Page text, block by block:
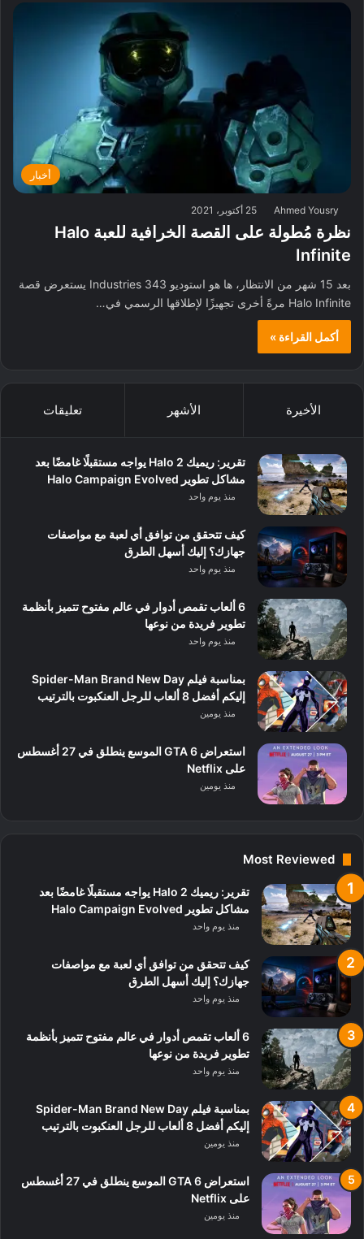
أخبار
Ahmed Yousry 25 أكتوبر، 2021
نظرة مُطولة على القصة الخرافية للعبة Halo
Infinite
بعد 15 شهر من الانتظار، ها هو استوديو 343 Industries يستعرض قصة
Halo Infinite مرةً أخرى تجهيزًا لإطلاقها الرسمي في…
أكمل القراءة »
الأخيرة الأشهر تعليقات
تقرير: ريميك Halo 2 يواجه مستقبلًا غامضًا بعد
مشاكل تطوير Halo Campaign Evolved
منذ يوم واحد
كيف تتحقق من توافق أي لعبة مع مواصفات
جهازك؟ إليك أسهل الطرق
منذ يوم واحد
6 ألعاب تقمص أدوار في عالم مفتوح تتميز بأنظمة
تطوير فريدة من نوعها
منذ يوم واحد
بمناسبة فيلم Spider-Man Brand New Day
إليكم أفضل 8 ألعاب للرجل العنكبوت بالترتيب
منذ يومين
استعراض GTA 6 الموسع ينطلق في 27 أغسطس
على Netflix
منذ يومين
Most Reviewed
تقرير: ريميك Halo 2 يواجه مستقبلًا غامضًا بعد
مشاكل تطوير Halo Campaign Evolved
منذ يوم واحد
كيف تتحقق من توافق أي لعبة مع مواصفات
جهازك؟ إليك أسهل الطرق
منذ يوم واحد
6 ألعاب تقمص أدوار في عالم مفتوح تتميز بأنظمة
تطوير فريدة من نوعها
منذ يوم واحد
بمناسبة فيلم Spider-Man Brand New Day
إليكم أفضل 8 ألعاب للرجل العنكبوت بالترتيب
منذ يومين
استعراض GTA 6 الموسع ينطلق في 27 أغسطس
على Netflix
منذ يومين